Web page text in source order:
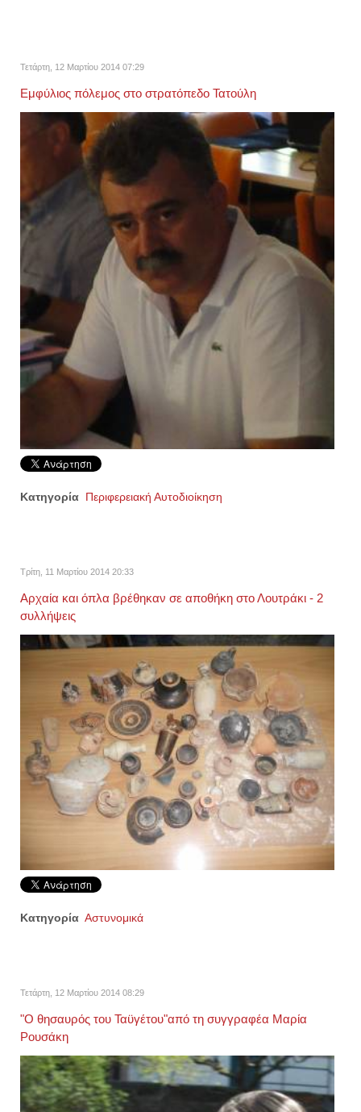
Τετάρτη, 12 Μαρτίου 2014 07:29
Εμφύλιος πόλεμος στο στρατόπεδο Τατούλη
Κατηγορία Περιφερειακή Αυτοδιοίκηση
Τρίτη, 11 Μαρτίου 2014 20:33
Αρχαία και όπλα βρέθηκαν σε αποθήκη στο Λουτράκι - 2
συλλήψεις
Κατηγορία Αστυνομικά
Τετάρτη, 12 Μαρτίου 2014 08:29
"Ο θησαυρός του Ταϋγέτου"από τη συγγραφέα Μαρία
Ρουσάκη